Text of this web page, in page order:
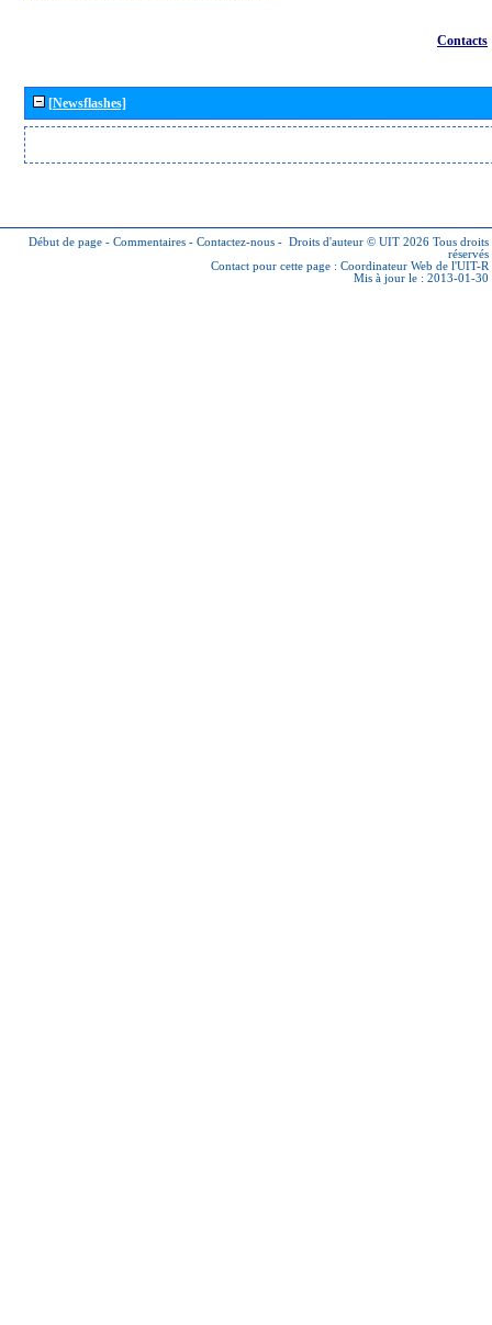
Contacts
[Newsflashes]
Début de page - Commentaires - Contactez-nous - Droits d'auteur © UIT 2026 Tous droits
réservés
Contact pour cette page : Coordinateur Web de l'UIT-R
Mis à jour le : 2013-01-30